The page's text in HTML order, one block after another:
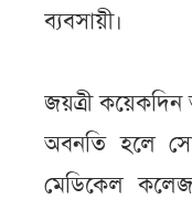
ব্যবসায়ী।
জয়ত্রী কয়েকদিন
অবনতি হলে
মেডিকেল